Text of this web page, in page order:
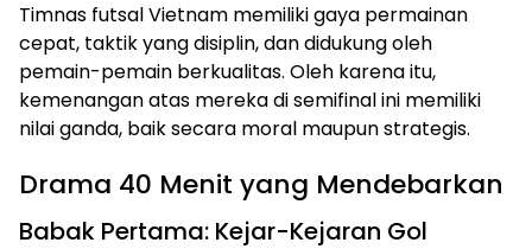
Timnas futsal Vietnam memiliki gaya permainan
cepat, taktik yang disiplin, dan didukung oleh
pemain-pemain berkualitas. Oleh karena itu,
kemenangan atas mereka di semifinal ini memiliki
nilai ganda, baik secara moral maupun strategis.
Drama 40 Menit yang Mendebarkan
Babak Pertama: Kejar-Kejaran Gol